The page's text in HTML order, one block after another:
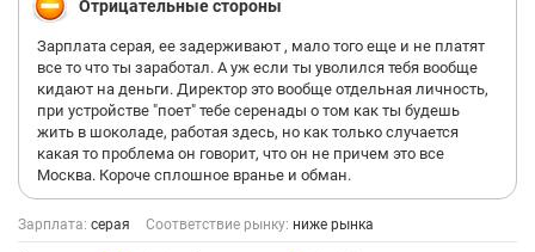
Отрицательные стороны
Зарплата серая, ее задерживают , мало того еще и не платят
все то что ты заработал. А уж если ты уволился тебя вообще
кидают на деньги. Директор это вообще отдельная личность,
при устройстве "поет" тебе серенады о том как ты будешь
жить в шоколаде, работая здесь, но как только случается
какая то проблема он говорит, что он не причем это все
Москва. Короче сплошное вранье и обман.
Зарплата: серая Соответствие рынку: ниже рынка